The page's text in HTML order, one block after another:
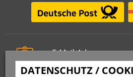
DATENSCHUTZ /
E-Mail-Adresse
info@stempelfritz.de